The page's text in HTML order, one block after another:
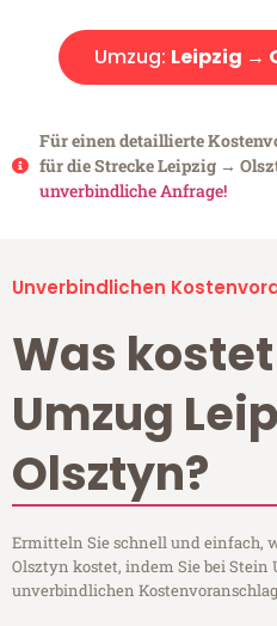
Umzug: Leipzig →
Für einen detaillierte
für die Strecke Leipzig →
unverbindliche Anfrage!
Unverbindlichen
Was
Umzug
Olsztyn?
Ermitteln Sie schnell und einfach,
Olsztyn kostet, indem Sie bei Stein
unverbindlichen